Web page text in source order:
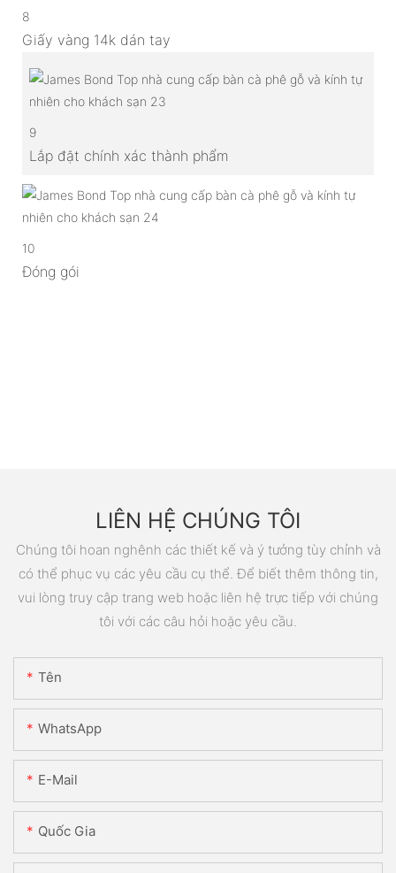
8
Giấy vàng 14k dán tay
9
Lắp đặt chính xác thành phẩm
10
Đóng gói
LIÊN HỆ CHÚNG TÔI
Chúng tôi hoan nghênh các thiết kế và ý tưởng tùy chỉnh và
có thể phục vụ các yêu cầu cụ thể. Để biết thêm thông tin,
vui lòng truy cập trang web hoặc liên hệ trực tiếp với chúng
tôi với các câu hỏi hoặc yêu cầu.
Tên
WhatsApp
E-Mail
Quốc Gia